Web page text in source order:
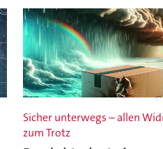
Sicher unterwegs – allen
zum Trotz